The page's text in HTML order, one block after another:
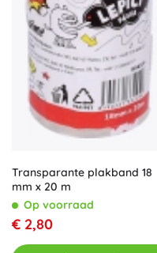
Transparante plakband 18
mm x 20 m
Op voorraad
€ 2,80